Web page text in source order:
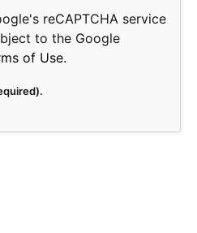
reCAPTCHA service
to the Google
of Use.